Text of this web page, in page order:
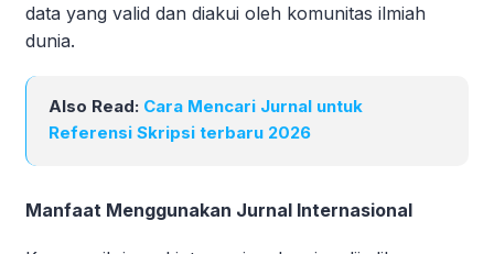
data yang valid dan diakui oleh komunitas ilmiah
dunia.
Also Read: Cara Mencari Jurnal untuk
Referensi Skripsi terbaru 2026
Manfaat Menggunakan Jurnal Internasional